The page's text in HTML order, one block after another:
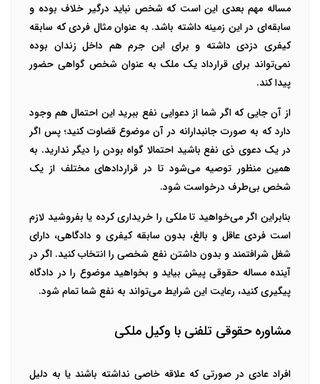
مساله مهم بعدی این است که شخص نباید درگیر خلاف بوده و
سابقه‌ای در این زمینه داشته باشد. به عنوان مثال فردی که سابقه
کیفری دزدی داشته و برای این جرم هم داخل زندان بوده
نمی‌تواند برای قرارداد یک ملک به عنوان شخص گواهی حضور
پیدا کند.
از آن جایی که اگر شما از دعوایی نفع ببرید این احتمال هم وجود
دارد که به صورت جانبدارانه در آن موضوع قضاوت کنید؛ پس اگر
در یک دعوی ذی نفع باشید احتمالا گواه بودن را دیگر ندارید. به
همین منظور توصیه می‌شود تا در قراردادهای مختلف از یک
شخص بی‌طرف درخواست شود.
بنابراین اگر می‌خواهید تا ملکی را خریداری کرده یا بفروشید لازم
است فردی عاقل و بالغ، بدون سابقه کیفری و دادگاهی، دارای
شغل شرافتمند و بدون داشتن نفع شخصی را انتخاب کنید. اگر در
آینده مساله حقوقی پیش بیاید و بخواهید موضوع را در دادگاه
پیگیری کنید، رعایت این شرایط می‌تواند به نفع شما تمام شود.
مشاوره حقوقی تلفنی با وکیل ملکی
افراد عادی در صورتی که علاقه خاصی نداشته باشند یا به دلیل